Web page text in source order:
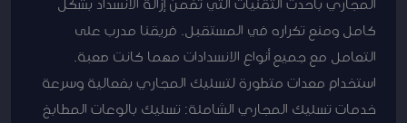
كامل ومنع تكراره في المستقبل. فريقنا مدرب على
التعامل مع جميع أنواع الانسدادات مهما كانت صعبة.
استخدام معدات متطورة لتسليك المجاري بفعالية وسرعة
خدمات تسليك المجاري الشاملة: تسليك بالوعات المطابخ